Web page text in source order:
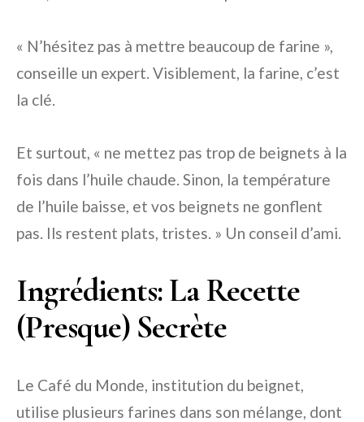
« N’hésitez pas à mettre beaucoup de farine »,
conseille un expert. Visiblement, la farine, c’est
la clé.
Et surtout, « ne mettez pas trop de beignets à la
fois dans l’huile chaude. Sinon, la température
de l’huile baisse, et vos beignets ne gonflent
pas. Ils restent plats, tristes. » Un conseil d’ami.
Ingrédients: La Recette
(Presque) Secrète
Le Café du Monde, institution du beignet,
utilise plusieurs farines dans son mélange, dont